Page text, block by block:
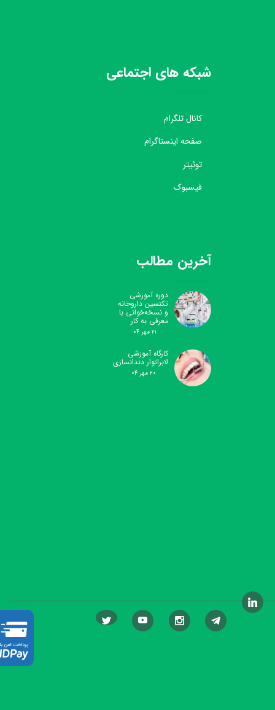
آخرین مطالب
دوره آموزشی
تکنسین داروخانه
و نسخه‌خوانی با
معرفی به کار
۲۱ مهر ۰۴
کارگاه آموزشی
لابراتوار دندانسازی
۲۰ مهر ۰۴
شبکه های اجتماعی
کانال تلگرام
صفحه اینستاگرام
توئیتر
فیسبوک